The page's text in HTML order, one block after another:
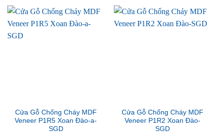
Cửa Gỗ Chống Cháy MDF
Veneer P1R5 Xoan Đào-a-
SGD
Cửa Gỗ Chống Cháy MDF
Veneer P1R2 Xoan Đào-
SGD